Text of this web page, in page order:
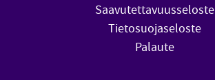
Saavutettavuusseloste
Tietosuojaseloste
Palaute